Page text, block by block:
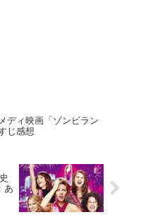
ディ映画「ゾンビラン
じ感想
あ